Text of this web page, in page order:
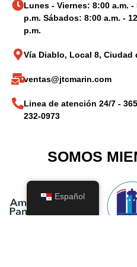
Lunes - Viernes: 8:00 a.m. -
p.m. Sábados: 8:00 a.m. -
p.m.
Vía Diablo, Local 8, Ciudad
ventas@jtcmarin.com
Linea de atención 24/7 -
232-0973
SOMOS
Español